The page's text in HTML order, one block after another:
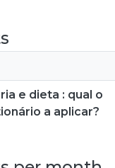
e dieta : qual o
a aplicar?